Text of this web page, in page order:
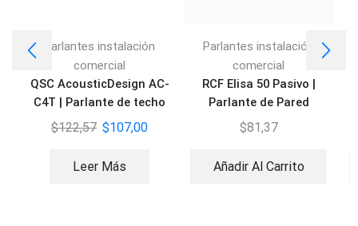
Parlantes instalación
comercial
QSC AcousticDesign AC-
C4T | Parlante de techo
$122,57 $107,00
Leer Más
Parlantes instalación
comercial
RCF Elisa 50 Pasivo |
Parlante de Pared
Empotrado
$81,37
Añadir Al Carrito